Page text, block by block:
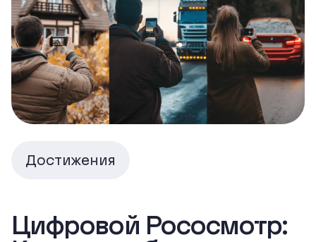
Достижения
Цифровой Рососмотр: